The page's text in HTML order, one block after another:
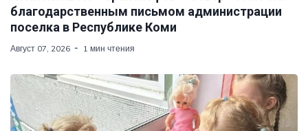
благодарственным письмом администрации
поселка в Республике Коми
Август 07, 2026 1 мин чтения